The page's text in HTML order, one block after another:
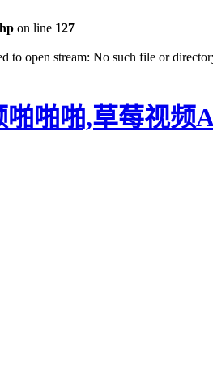
on line 127
to open stream: No such file or
啪啪,草莓视频